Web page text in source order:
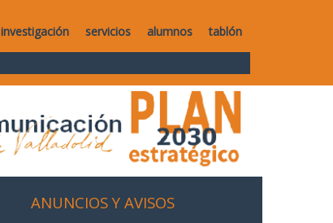
investigación servicios alumnos tablón
ANUNCIOS Y AVISOS